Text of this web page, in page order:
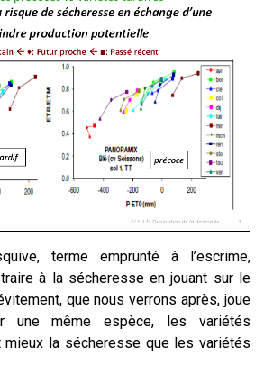
terme emprunté à l’escrime,
à la sécheresse en jouant sur le
que nous verrons après, joue
une même espèce, les variétés
mieux la sécheresse que les variétés